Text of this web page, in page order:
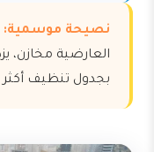
نصيحة موسمية:
العارضية مخازن،
بجدول تنظيف أكثر